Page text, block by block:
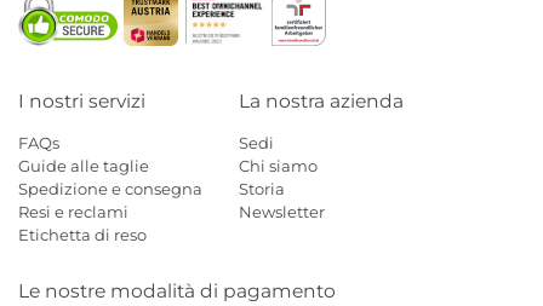
I nostri servizi
FAQs
Guide alle taglie
Spedizione e consegna
Resi e reclami
Etichetta di reso
La nostra azienda
Sedi
Chi siamo
Storia
Newsletter
Le nostre modalità di pagamento